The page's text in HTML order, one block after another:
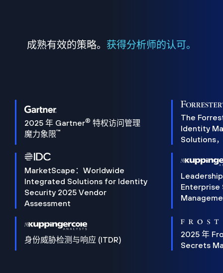
成熟有效的策略。 获得分析师的认可。
2025 年 Gartner® 特权访问管理
魔力象限™
The
Identity
Solutions
MarketScape：Worldwide
Integrated Solutions for Identity
Security 2025 Vendor
Assessment
Enterprise
身份威胁检测与响应 (ITDR)
2025 年
Secrets